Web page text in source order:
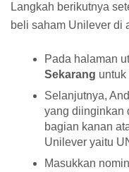
Langkah berikutnya
beli saham Unilever di
Pada halaman
Sekarang untuk
Selanjutnya,
yang diinginkan
bagian kanan
Unilever yaitu
Masukkan